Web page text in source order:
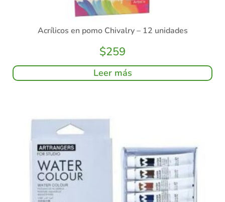
Acrílicos en pomo Chivalry – 12 unidades
$259
Leer más